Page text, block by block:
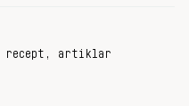
recept, artiklar